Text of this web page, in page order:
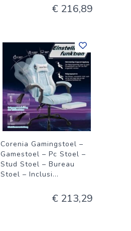
€ 216,89
Corenia Gamingstoel –
Gamestoel – Pc Stoel –
Stud Stoel – Bureau
Stoel – Inclusi...
€ 213,29